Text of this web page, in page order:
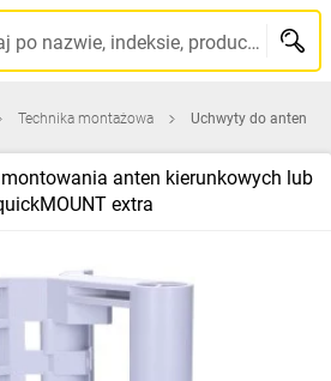
Szukaj po nazwie, indeksie, producencie, kodzie kreskowym...
Technika montażowa Uchwyty do anten
anten kierunkowych lub
extra